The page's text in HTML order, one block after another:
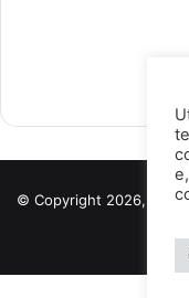
© Copyright 2026,